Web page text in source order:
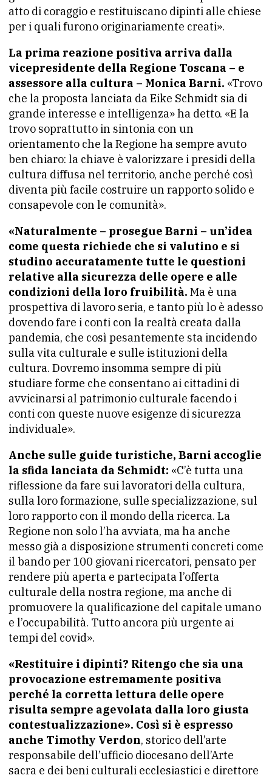
atto di coraggio e restituiscano dipinti alle chiese
per i quali furono originariamente creati».
La prima reazione positiva arriva dalla
vicepresidente della Regione Toscana – e
assessore alla cultura – Monica Barni. «Trovo
che la proposta lanciata da Eike Schmidt sia di
grande interesse e intelligenza» ha detto. «E la
trovo soprattutto in sintonia con un
orientamento che la Regione ha sempre avuto
ben chiaro: la chiave è valorizzare i presidi della
cultura diffusa nel territorio, anche perché così
diventa più facile costruire un rapporto solido e
consapevole con le comunità».
«Naturalmente – prosegue Barni – un’idea
come questa richiede che si valutino e si
studino accuratamente tutte le questioni
relative alla sicurezza delle opere e alle
condizioni della loro fruibilità. Ma è una
prospettiva di lavoro seria, e tanto più lo è adesso
dovendo fare i conti con la realtà creata dalla
pandemia, che così pesantemente sta incidendo
sulla vita culturale e sulle istituzioni della
cultura. Dovremo insomma sempre di più
studiare forme che consentano ai cittadini di
avvicinarsi al patrimonio culturale facendo i
conti con queste nuove esigenze di sicurezza
individuale».
Anche sulle guide turistiche, Barni accoglie
la sfida lanciata da Schmidt: «C’è tutta una
riflessione da fare sui lavoratori della cultura,
sulla loro formazione, sulle specializzazione, sul
loro rapporto con il mondo della ricerca. La
Regione non solo l’ha avviata, ma ha anche
messo già a disposizione strumenti concreti come
il bando per 100 giovani ricercatori, pensato per
rendere più aperta e partecipata l’offerta
culturale della nostra regione, ma anche di
promuovere la qualificazione del capitale umano
e l’occupabilità. Tutto ancora più urgente ai
tempi del covid».
«Restituire i dipinti? Ritengo che sia una
provocazione estremamente positiva
perché la corretta lettura delle opere
risulta sempre agevolata dalla loro giusta
contestualizzazione». Così si è espresso
anche Timothy Verdon, storico dell’arte
responsabile dell’ufficio diocesano dell’Arte
sacra e dei beni culturali ecclesiastici e direttore